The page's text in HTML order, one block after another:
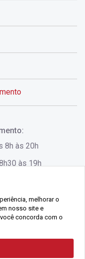
Florianópolis -
8h às 20h
às 19h
O - Todos os direitos
melhorar o
nosso site e
concorda com o